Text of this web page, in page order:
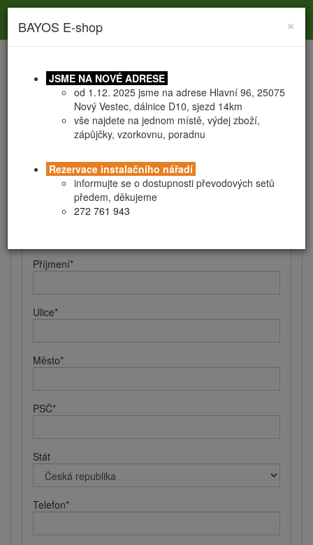
navigation
Registrace
Kontaktní a fakturační údaje
Jméno*
Příjmení*
Ulice*
Město*
PSČ*
Stát
Telefon*
×
BAYOS E-shop
JSME NA NOVÉ ADRESE
od 1.12. 2025 jsme na adrese Hlavní 96, 25075
Nový Vestec, dálnice D10, sjezd 14km
vše najdete na jednom místě, výdej zboží,
zápůjčky, vzorkovnu, poradnu
Rezervace instalačního nářadí
informujte se o dostupnosti převodových setů
předem, děkujeme
272 761 943